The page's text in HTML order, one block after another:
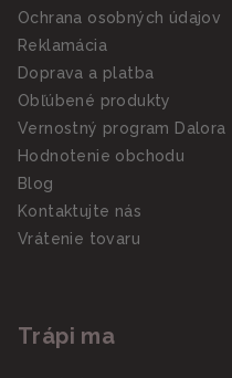
Ochrana osobných údajov
Reklamácia
Doprava a platba
Obľúbené produkty
Vernostný program Dalora
Hodnotenie obchodu
Blog
Kontaktujte nás
Vrátenie tovaru
Trápi ma